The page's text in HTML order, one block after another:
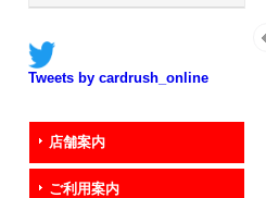
Tweets by cardrush_online
店舗案内
ご利用案内